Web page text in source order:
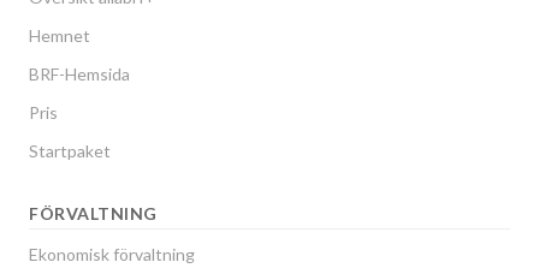
Hemnet
BRF-Hemsida
Pris
Startpaket
FÖRVALTNING
Ekonomisk förvaltning